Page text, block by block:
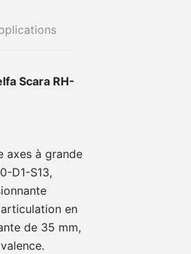
Scara RH-
axes à grande
D1-S13,
en
de 35 mm,